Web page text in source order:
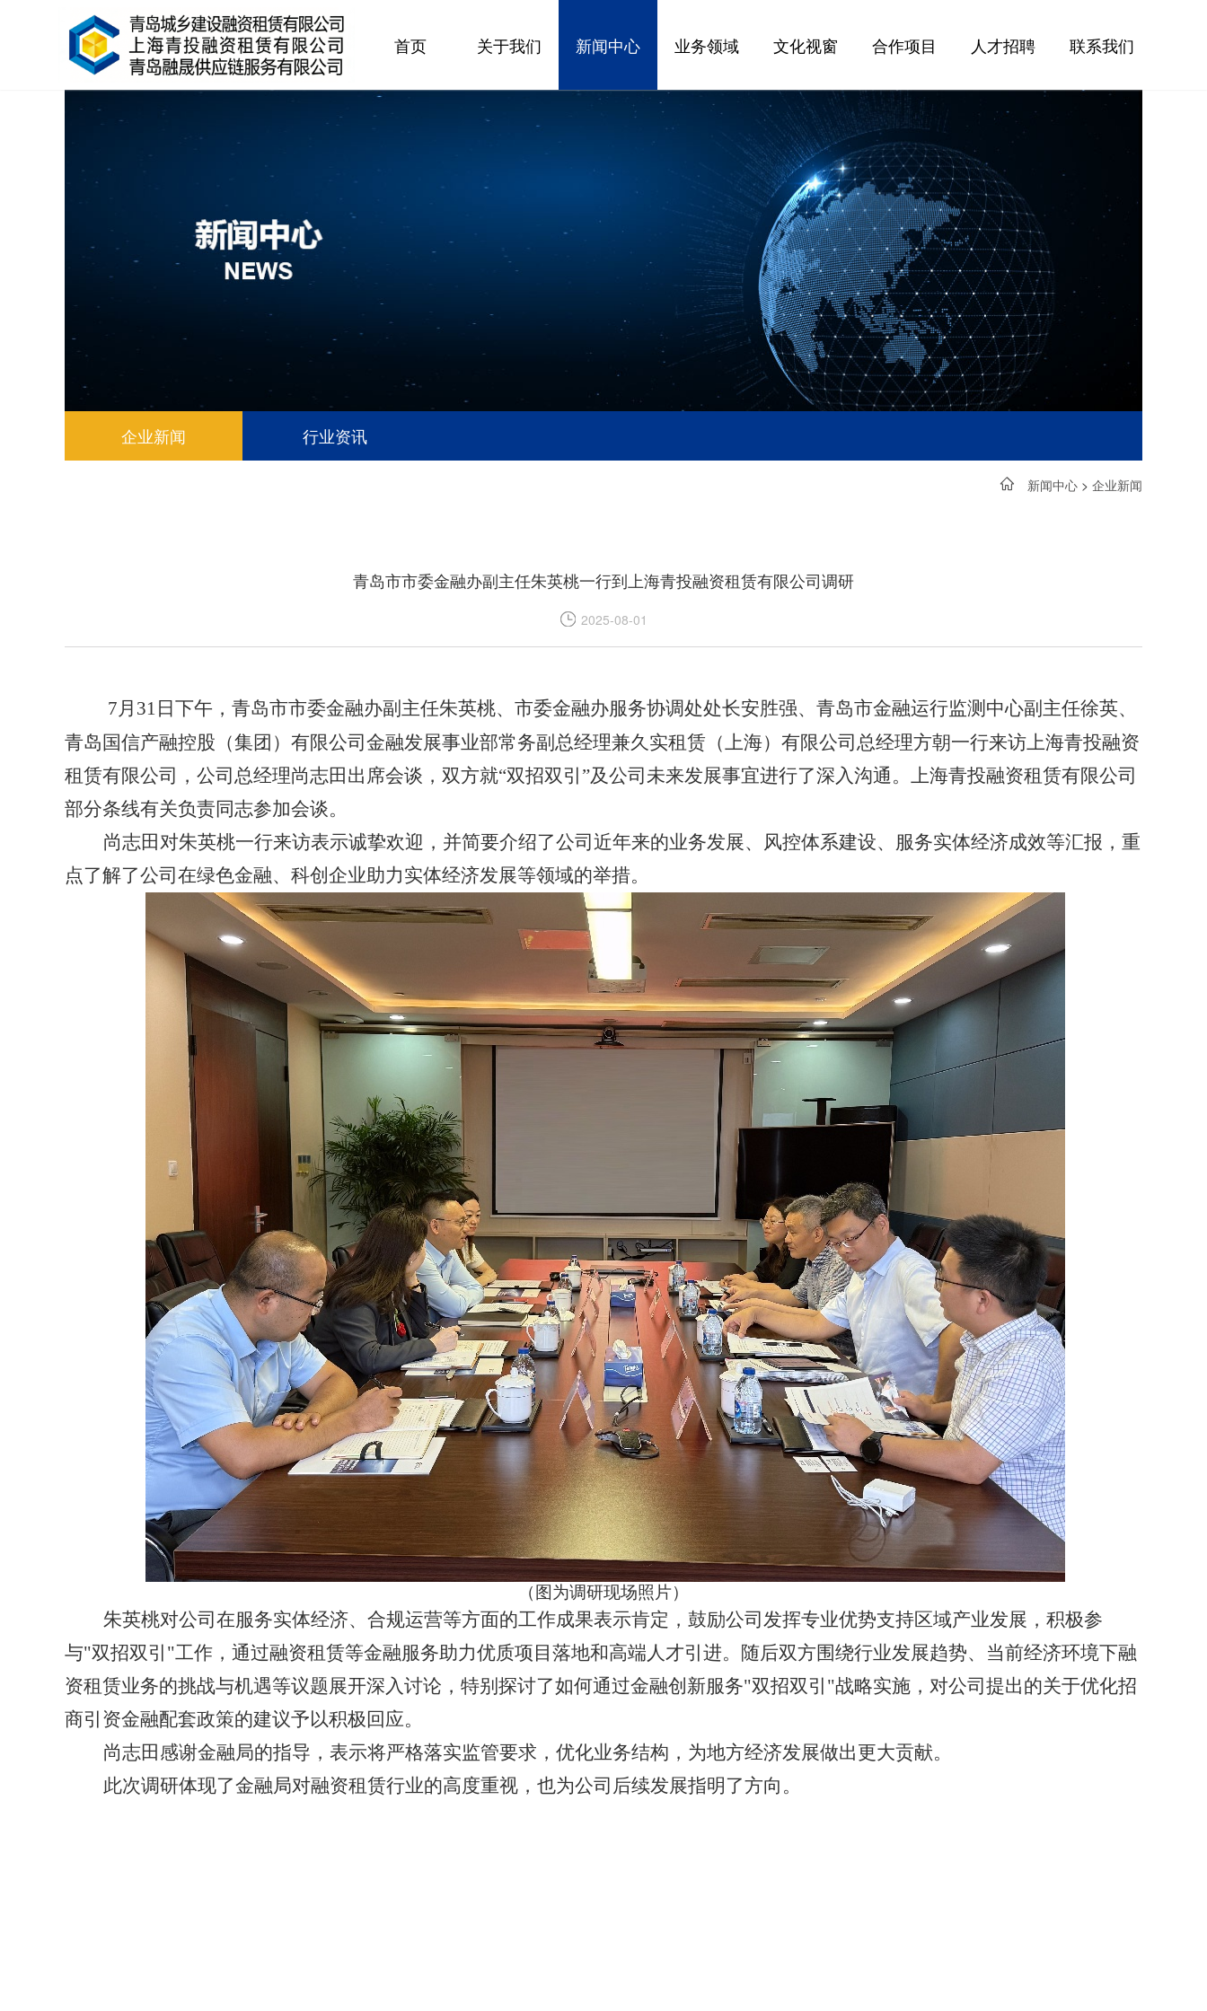
首页 关于我们 新闻中心 业务领域 文化视窗 合作项目 人才招聘 联系我们
企业新闻 行业资讯
新闻中心 > 企业新闻
青岛市市委金融办副主任朱英桃一行到上海青投融资租赁有限公司调研
2025-08-01
7月31日下午，青岛市市委金融办副主任朱英桃、市委金融办服务协调处处长安胜强、青岛市金融运行监测中心副主任徐英、
青岛国信产融控股（集团）有限公司金融发展事业部常务副总经理兼久实租赁（上海）有限公司总经理方朝一行来访上海青投融资
租赁有限公司，公司总经理尚志田出席会谈，双方就“双招双引”及公司未来发展事宜进行了深入沟通。上海青投融资租赁有限公司
部分条线有关负责同志参加会谈。
尚志田对朱英桃一行来访表示诚挚欢迎，并简要介绍了公司近年来的业务发展、风控体系建设、服务实体经济成效等汇报，重
点了解了公司在绿色金融、科创企业助力实体经济发展等领域的举措。
（ 图为调研现场照片）
朱英桃对公司在服务实体经济、合规运营等方面的工作成果表示肯定，鼓励公司发挥专业优势支持区域产业发展，积极参
与"双招双引"工作，通过融资租赁等金融服务助力优质项目落地和高端人才引进。随后双方围绕行业发展趋势、当前经济环境下融
资租赁业务的挑战与机遇等议题展开深入讨论，特别探讨了如何通过金融创新服务"双招双引"战略实施，对公司提出的关于优化招
商引资金融配套政策的建议予以积极回应。
尚志田 感谢金融局的指导，表示将严格落实监管要求，优化业务结构，为地方经济发展做出更大贡献。
此次调研体现了金融局对融资租赁行业的高度重视，也为公司后续发展指明了方向。